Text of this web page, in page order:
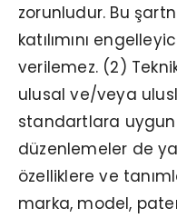
zorunludur. Bu
katılımını
verilemez. (2)
ulusal ve/veya
standartlara
düzenlemeler de
özelliklere ve
marka, model,